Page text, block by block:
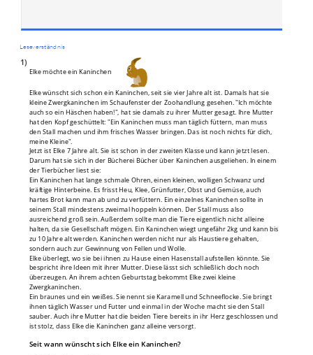
Leseverständnis
1)
Elke möchte ein Kaninchen
Elke wünscht sich schon ein Kaninchen, seit sie vier Jahre alt ist. Damals hat sie
kleine Zwergkaninchen im Schaufenster der Zoohandlung gesehen. "Ich möchte
auch so ein Häschen haben!", hat sie damals zu ihrer Mutter gesagt. Ihre Mutter
hat den Kopf geschüttelt: "Ein Kaninchen muss man täglich füttern, man muss
den Stall machen und ihm frisches Wasser bringen. Das ist noch nichts für dich,
meine Kleine".
Jetzt ist Elke 7 Jahre alt. Sie ist schon in der zweiten Klasse und kann jetzt lesen.
Darum hat sie sich in der Bücherei Bücher über Kaninchen ausgeliehen. In einem
der Tierbücher liest sie:
Ein Kaninchen hat lange schmale Ohren, einen kleinen, wolligen Schwanz und
kräftige Hinterbeine. Es frisst Heu, Klee, Grünfutter, Obst und Gemüse, auch
hartes Brot kann man ab und zu verfüttern. Ein einzelnes Kaninchen sollte in
seinem Stall mindestens zweimal hoppeln können. Der Stall muss also
ausreichend groß sein. Außerdem sollte man die Tiere eigentlich nicht alleine
halten, da sie Gesellschaft mögen. Ein Kaninchen wiegt ungefähr 2kg und kann bis
zu 10 Jahre alt werden. Kaninchen werden nicht nur als Haustiere gehalten,
sondern auch zur Gewinnung von Fellen und Wolle.
Elke überlegt, wo sie bei ihnen zu Hause einen Hasenstall aufstellen könnte. Sie
bespricht ihre Ideen mit ihrer Mutter. Diese lässt sich schließlich doch noch
überzeugen. An ihrem achten Geburtstag bekommt Elke zwei kleine
Zwergkaninchen.
Ein braunes und ein weißes. Sie nennt sie Karamell und Schneeflocke. Sie bringt
ihnen täglich Wasser und Futter und einmal in der Woche macht sie den Stall
sauber. Auch ihre Mutter hat die beiden Tiere bereits in ihr Herz geschlossen und
ist stolz, dass Elke die Kaninchen ganz alleine versorgt.
Seit wann wünscht sich Elke ein Kaninchen?